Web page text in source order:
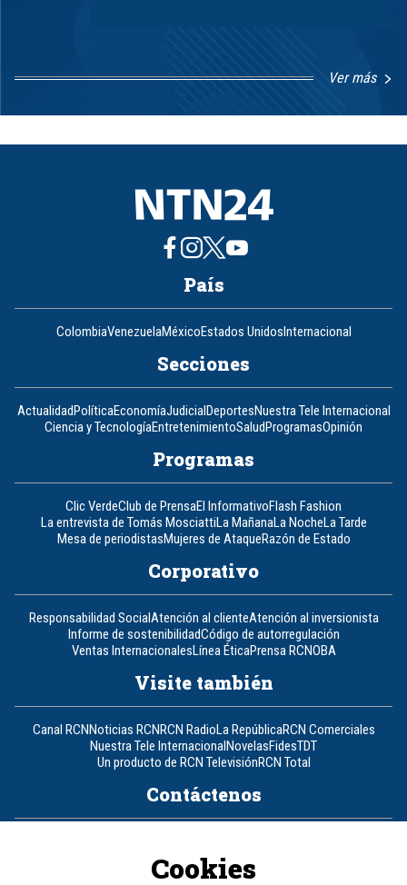
Ver más
1
8
País
ColombiaVenezuelaMéxicoEstados UnidosInternacional
Secciones
ActualidadPolíticaEconomíaJudicialDeportesNuestra Tele Internacional
Ciencia y TecnologíaEntretenimientoSaludProgramasOpinión
Programas
Clic VerdeClub de PrensaEl InformativoFlash Fashion
La entrevista de Tomás MosciattiLa MañanaLa NocheLa Tarde
Mesa de periodistasMujeres de AtaqueRazón de Estado
Corporativo
Responsabilidad SocialAtención al clienteAtención al inversionista
Informe de sostenibilidadCódigo de autorregulación
Ventas InternacionalesLínea ÉticaPrensa RCNOBA
Visite también
Canal RCNNoticias RCNRCN RadioLa RepúblicaRCN Comerciales
Nuestra Tele InternacionalNovelasFidesTDT
Un producto de RCN TelevisiónRCN Total
Contáctenos
Cookies